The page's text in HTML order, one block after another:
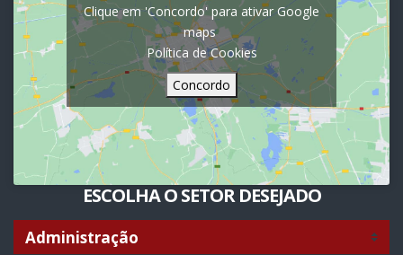
Clique em 'Concordo' para ativar Google
maps
Política de Cookies
Concordo
ESCOLHA O SETOR DESEJADO